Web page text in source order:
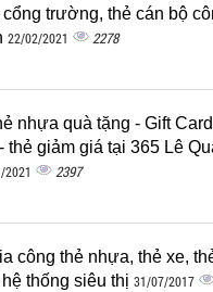
cổng trường, thẻ cán bộ
22/02/2021 2278
nhựa quà tặng - Gift
thẻ giảm giá tại 365 Lê
2021 2397
công thẻ nhựa, thẻ xe,
thống siêu thị 31/07/2017